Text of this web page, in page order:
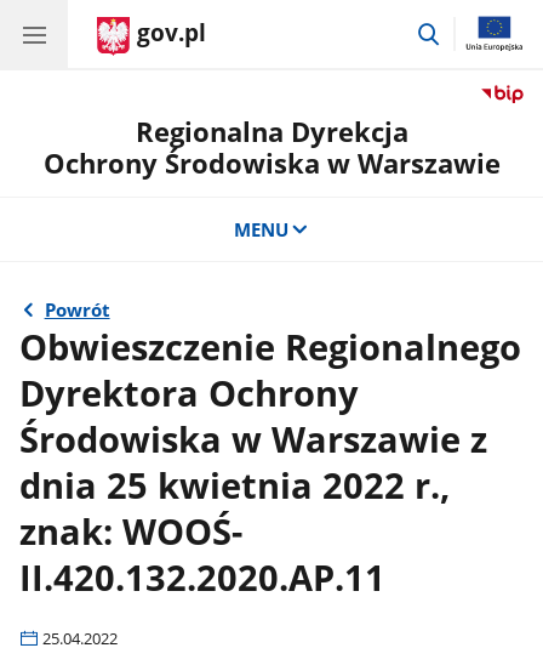
gov.pl
przejdź
Regionalna Dyrekcja
Ochrony Środowiska w Warszawie
MENU
Powrót
Obwieszczenie Regionalnego
Dyrektora Ochrony
Środowiska w Warszawie z
dnia 25 kwietnia 2022 r.,
znak: WOOŚ-
II.420.132.2020.AP.11
25.04.2022